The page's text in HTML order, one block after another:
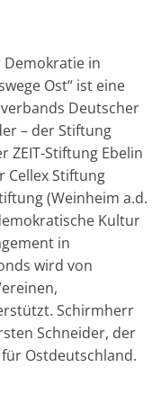
in
Ost“ ist eine
Deutscher
– der Stiftung
ZEIT-Stiftung Ebelin
Cellex Stiftung
(Weinheim a.d.
Kultur
in
wird von
Schirmherr
Schneider, der
Ostdeutschland.